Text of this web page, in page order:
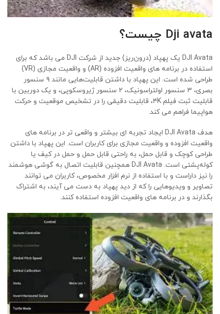
Dji avata چیست؟
DJI Avata یک پهپاد (درون‌ریز) جدید از شرکت DJI می باشد که برای
استفاده در برنامه های واقعیت افزوده (AR) و واقعیت مجازی (VR)
طراحی شده است. این پهپاد با داشتن قابلیت‌هایی مانند ۹ سنسور
بصری، ۳ سنسور اولتراسونیک، ۲ سنسور ژیروسکوپی، و یک دوربین با
قابلیت ثبت فیلم ۴K، قابلیت دقیقی را در تشخیص موقعیت و حرکت
هواپیما فراهم می کند.
هدف DJI Avata ایجاد تجربه ای بیشتر و واقعی تر در برنامه های
واقعیت افزوده و واقعیت مجازی برای کاربران است. این پهپاد با داشتن
طراحی کوچک و قابل حمل، به راحتی قابل حمل و حمل در کیف یا
کوله‌پشتی است. DJI Avata همچنین قابلیت اتصال به گوشی هوشمند
را نیز داراست و با استفاده از نرم افزار مخصوص، کاربران می توانند
تصاویر و ویدیوهایی را که از دید پهپاد به دست می آیند، به اشتراک
بگذارند و در برنامه های واقعیت افزوده استفاده کنند.